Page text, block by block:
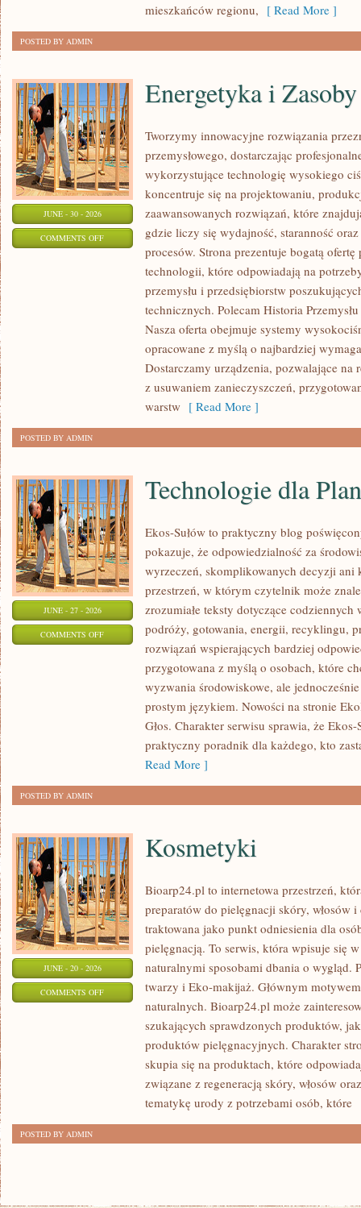
mieszkańców regionu, [ Read More ]
POSTED BY ADMIN
JUNE - 30 - 2026
COMMENTS OFFON
ENERGETYKA
Energetyka i Zasoby
Tworzymy innowacyjne rozwiązania
przemysłowego, dostarczając
wykorzystujące technologię wysokiego
koncentruje się na projektowaniu,
zaawansowanych rozwiązań, które
gdzie liczy się wydajność, staranność
procesów. Strona prezentuje bogatą ofertę
technologii, które odpowiadają na
przemysłu i przedsiębiorstw
technicznych. Polecam Historia
Nasza oferta obejmuje systemy
opracowane z myślą o najbardziej
Dostarczamy urządzenia, pozwalające na
z usuwaniem zanieczyszczeń,
warstw [ Read More ]
POSTED BY ADMIN
JUNE - 27 - 2026
COMMENTS OFFON
TECHNOLOGIE
Technologie dla
Ekos-Sułów to praktyczny blog
pokazuje, że odpowiedzialność za
wyrzeczeń, skomplikowanych decyzji ani
przestrzeń, w którym czytelnik może
zrozumiałe teksty dotyczące
podróży, gotowania, energii, recyklingu,
rozwiązań wspierających bardziej
przygotowana z myślą o osobach, które
wyzwania środowiskowe, ale
prostym językiem. Nowości na stronie
Głos. Charakter serwisu sprawia, że
praktyczny poradnik dla każdego, kto
Read More ]
POSTED BY ADMIN
JUNE - 20 - 2026
COMMENTS OFFON
KOSMETYKI
Kosmetyki
Bioarp24.pl to internetowa przestrzeń,
preparatów do pielęgnacji skóry, włosów i
traktowana jako punkt odniesienia dla
pielęgnacją. To serwis, która wpisuje się
naturalnymi sposobami dbania o wygląd.
twarzy i Eko-makijaż. Głównym
naturalnych. Bioarp24.pl może
szukających sprawdzonych produktów,
produktów pielęgnacyjnych. Charakter
skupia się na produktach, które
związane z regeneracją skóry, włosów
tematykę urody z potrzebami osób, które
POSTED BY ADMIN